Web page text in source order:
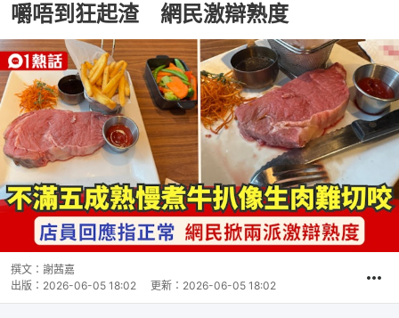
嚼唔到狂起渣 網民激辯熟度
撰文： 謝茜嘉
出版： 2026-06-05 18:02 更新： 2026-06-05 18:02